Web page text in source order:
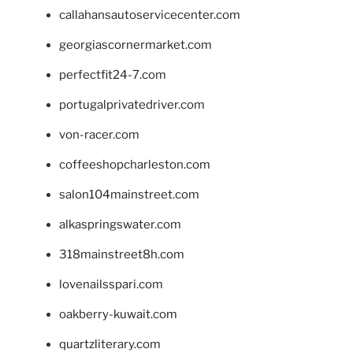
callahansautoservicecenter.com
georgiascornermarket.com
perfectfit24-7.com
portugalprivatedriver.com
von-racer.com
coffeeshopcharleston.com
salon104mainstreet.com
alkaspringswater.com
318mainstreet8h.com
lovenailsspari.com
oakberry-kuwait.com
quartzliterary.com